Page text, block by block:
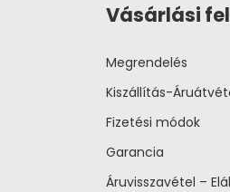
Vásárlási
Megrendelés
Kiszállítás-
Fizetési módok
Garancia
Áruvisszavétel –